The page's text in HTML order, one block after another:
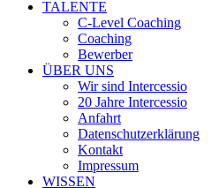
TALENTE
C-Level Coaching
Coaching
Bewerber
ÜBER UNS
Wir sind Intercessio
20 Jahre Intercessio
Anfahrt
Datenschutzerklärung
Kontakt
Impressum
WISSEN